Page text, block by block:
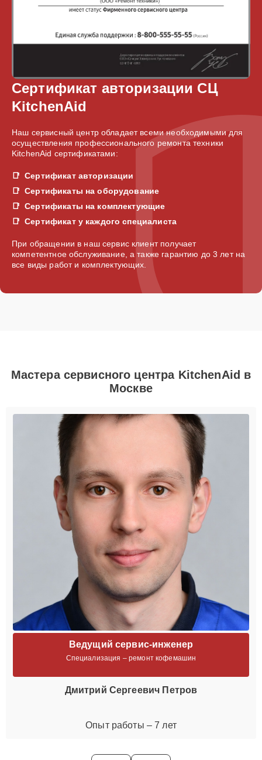
Сертификат авторизации СЦ
KitchenAid
Наш сервисный центр обладает всеми необходимыми для
осуществления профессионального ремонта техники
KitchenAid сертификатами:
Сертификат авторизации
Сертификаты на оборудование
Сертификаты на комплектующие
Сертификат у каждого специалиста
При обращении в наш сервис клиент получает
компетентное обслуживание, а также гарантию до 3 лет на
все виды работ и комплектующих.
Мастера сервисного центра KitchenAid в
Москве
Ведущий сервис-инженер
Специализация – ремонт кофемашин
Дмитрий Сергеевич Петров
Опыт работы – 7 лет